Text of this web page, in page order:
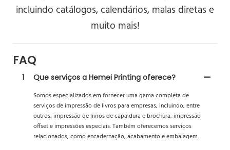
incluindo catálogos, calendários, malas diretas e
muito mais!
FAQ
1
Que serviços a Hemei Printing oferece?
Somos especializados em fornecer uma gama completa de
serviços de impressão de livros para empresas, incluindo, entre
outros, impressão de livros de capa dura e brochura, impressão
offset e impressões especiais. Também oferecemos serviços
relacionados, como encadernação, acabamento e embalagem.